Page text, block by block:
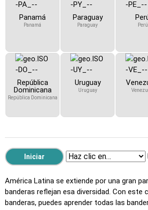
Panamá
Panamá
Paraguay
Paraguay Perú
República
Dominicana
República Dominicana
Uruguay
Uruguay
América Latina se extiende por una gran
banderas reflejan esa diversidad. Con este
banderas, puedes aprender todas las